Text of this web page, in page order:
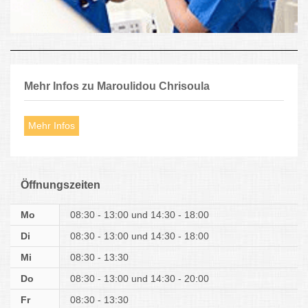
Mehr Infos zu Maroulidou Chrisoula
Mehr Infos
Öffnungszeiten
Mo 08:30 - 13:00
14:30 - 18:00
Di
08:30 - 13:00
14:30 - 18:00
Mi
08:30 - 13:30
Do
08:30 - 13:00
14:30 - 20:00
Fr
08:30 - 13:30